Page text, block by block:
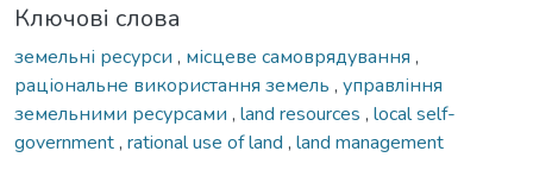
Ключові слова
земельні ресурси , місцеве самоврядування ,
раціональне використання земель , управління
земельними ресурсами , land resources , local self-
government, rational use of land , land management